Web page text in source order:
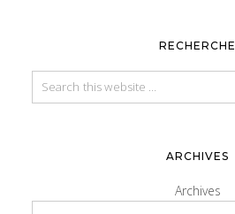
RECHERCHE
ARCHIVES
Archives